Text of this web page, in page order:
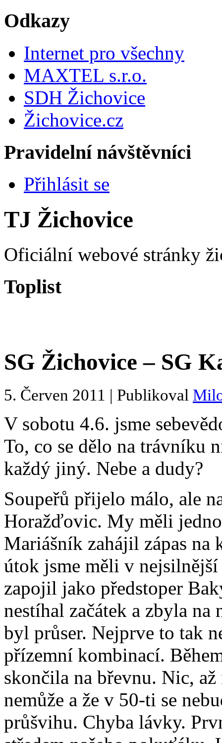
Odkazy
Internet pro všechny
MAXTEL s.r.o.
SDH Žichovice
Žichovice.cz
Pravidelní návštěvníci
Přihlásit se
TJ Žichovice
Oficiální webové stránky
Toplist
SG Žichovice – SG
5. Červen 2011 | Publikoval
V sobotu 4.6. jsme
To, co se dělo na trávníku
každý jiný. Nebe a dudy?
Soupeřů přijelo málo, ale
Horažďovic. My měli
Mariášník zahájil zápas na
útok jsme měli v
zapojil jako předstoper
nestíhal začátek a zbyla
byl průser. Nejprve to tak
přízemní kombinací.
skončila na břevnu. Nic,
nemůže a že v 50-ti se
průšvihu. Chyba lávky.